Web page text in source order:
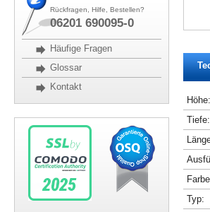
Rückfragen, Hilfe, Bestellen?
06201 690095-0
Häufige Fragen
Glossar
Kontakt
Höhe:
Tiefe:
Typ: